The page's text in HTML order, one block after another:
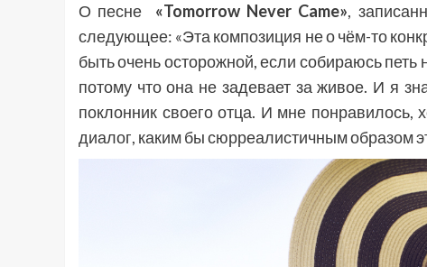
О песне «Tomorrow Never Came»,
следующее: «Эта композиция не о чём-то
быть очень осторожной, если собираюсь петь
потому что она не задевает за живое. И я
поклонник своего отца. И мне понравилось,
диалог, каким бы сюрреалистичным образом